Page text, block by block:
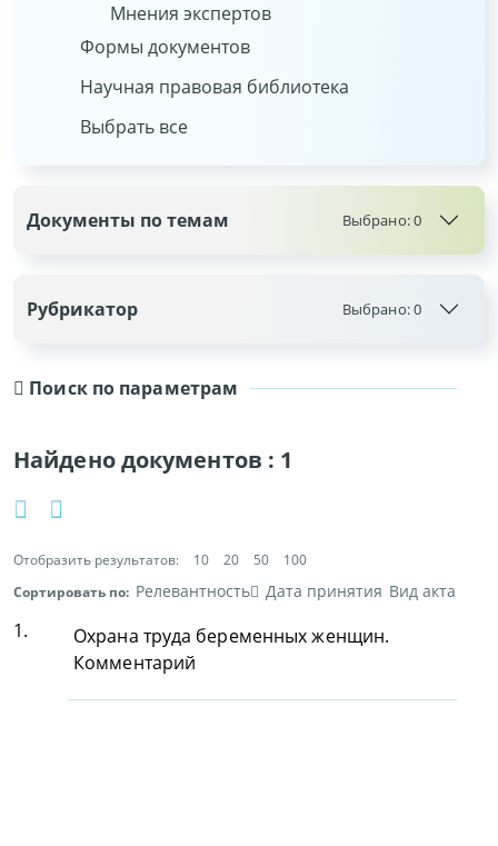
Поиск по параметрам
Найдено документов : 1
Отобразить результатов: 10 20 50
100
Сортировать по: Релевантность Дата принятия Вид акта
1.
Охрана труда беременных женщин.
Комментарий
Мнения экспертов
Формы документов
Научная правовая библиотека
Выбрать все
Документы по темам Выбрано:0
Рубрикатор Выбрано:0